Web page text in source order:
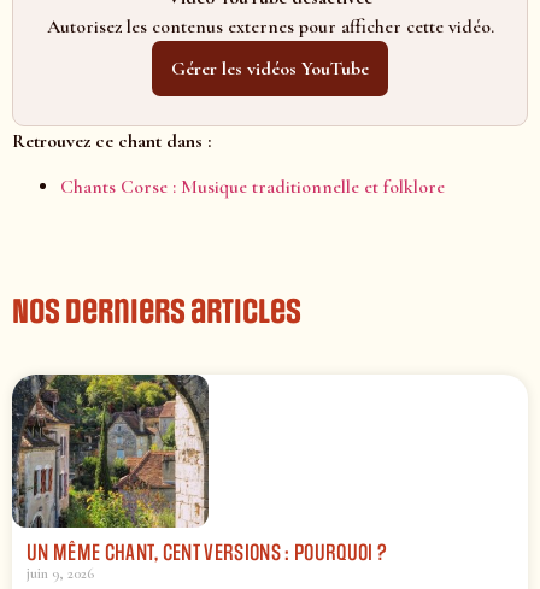
Autorisez les contenus externes pour afficher cette vidéo.
Gérer les vidéos YouTube
Retrouvez ce chant dans :
Chants Corse : Musique traditionnelle et folklore
Nos derniers articles
UN MÊME CHANT, CENT VERSIONS : POURQUOI ?
juin 9, 2026